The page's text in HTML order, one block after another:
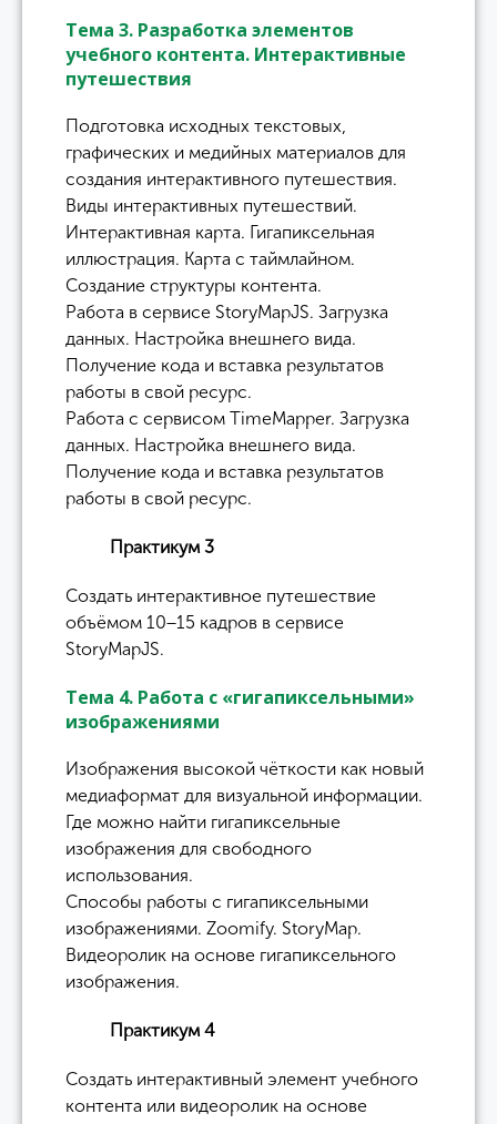
Тема 3. Разработка элементов
учебного контента. Интерактивные
путешествия
Подготовка исходных текстовых,
графических и медийных материалов для
создания интерактивного путешествия.
Виды интерактивных путешествий.
Интерактивная карта. Гигапиксельная
иллюстрация. Карта с таймлайном.
Создание структуры контента.
Работа в сервисе StoryMapJS. Загрузка
данных. Настройка внешнего вида.
Получение кода и вставка результатов
работы в свой ресурс.
Работа с сервисом TimeMapper. Загрузка
данных. Настройка внешнего вида.
Получение кода и вставка результатов
работы в свой ресурс.
Практикум 3
Создать интерактивное путешествие
объёмом 10−15 кадров в сервисе
StoryMapJS.
Тема 4. Работа с «гигапиксельными»
изображениями
Изображения высокой чёткости как новый
медиаформат для визуальной информации.
Где можно найти гигапиксельные
изображения для свободного
использования.
Способы работы с гигапиксельными
изображениями. Zoomify. StoryMap.
Видеоролик на основе гигапиксельного
изображения.
Практикум 4
Создать интерактивный элемент учебного
контента или видеоролик на основе